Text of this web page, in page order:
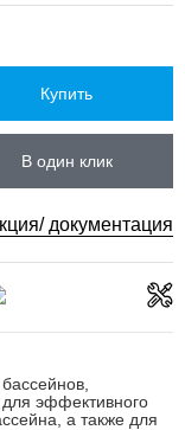
Купить
В один клик
документация
эффективного
а также для